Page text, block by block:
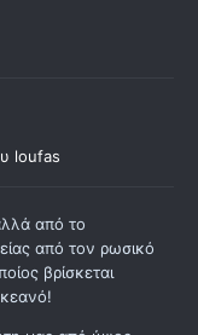
loufas
από το
από τον ρωσικό
βρίσκεται